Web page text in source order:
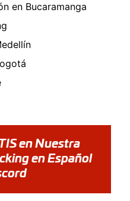
en Bucaramanga
en Nuestra
en Español